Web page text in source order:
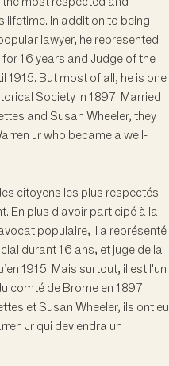
lifetime. In addition to being
lawyer, he represented
16 years and Judge of the
But most of all, he is one
Society in 1897. Married
and Susan Wheeler, they
Jr who became a well-
citoyens les plus respectés
En plus d'avoir participé à la
populaire, il a représenté
durant 16 ans, et juge de la
1915. Mais surtout, il est l'un
comté de Brome en 1897.
et Susan Wheeler, ils ont eu
Jr qui deviendra un